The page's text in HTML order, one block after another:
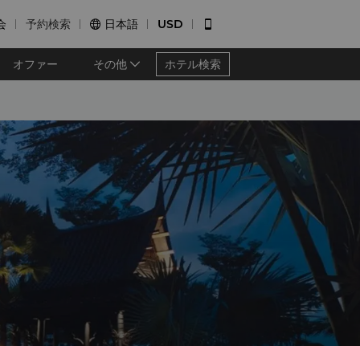
予約検索  日本語 USD 
オファー その他 ホテル検索